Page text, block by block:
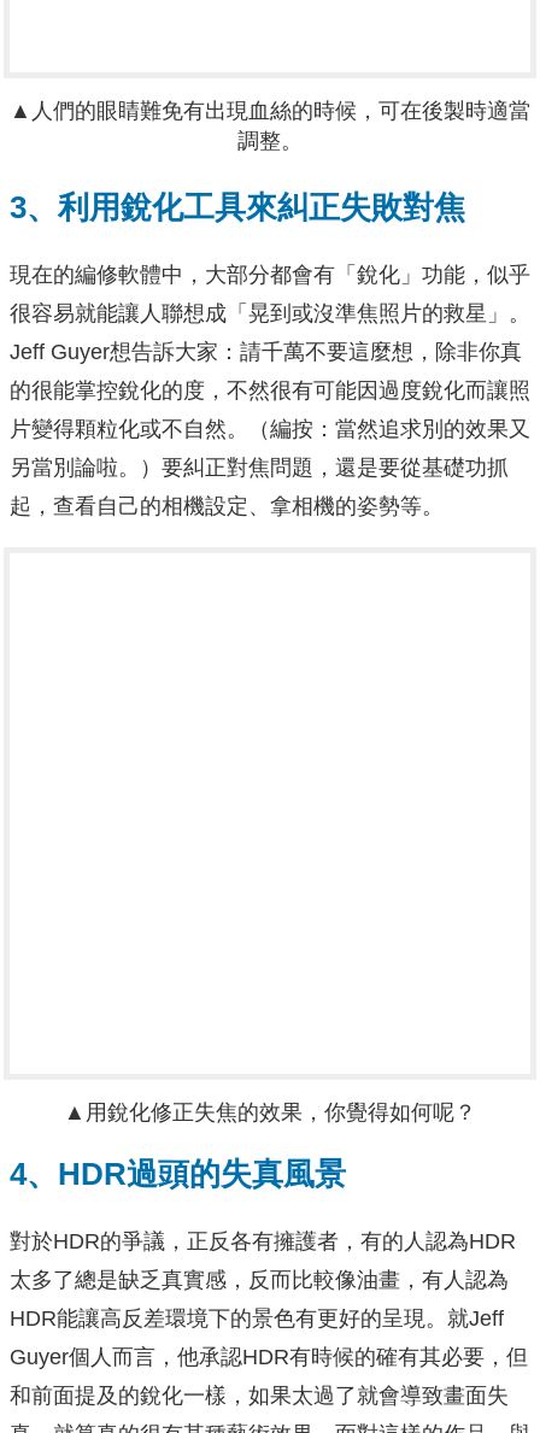
▲人們的眼睛難免有出現血絲的時候，可在後製時適當
調整。
3、利用銳化工具來糾正失敗對焦
現在的編修軟體中，大部分都會有「銳化」功能，似乎
很容易就能讓人聯想成「晃到或沒準焦照片的救星」。
Jeff Guyer想告訴大家：請千萬不要這麼想，除非你真
的很能掌控銳化的度，不然很有可能因過度銳化而讓照
片變得顆粒化或不自然。（編按：當然追求別的效果又
另當別論啦。）要糾正對焦問題，還是要從基礎功抓
起，查看自己的相機設定、拿相機的姿勢等。
▲用銳化修正失焦的效果，你覺得如何呢？
4、HDR過頭的失真風景
對於HDR的爭議，正反各有擁護者，有的人認為HDR
太多了總是缺乏真實感，反而比較像油畫，有人認為
HDR能讓高反差環境下的景色有更好的呈現。就Jeff
Guyer個人而言，他承認HDR有時候的確有其必要，但
和前面提及的銳化一樣，如果太過了就會導致畫面失